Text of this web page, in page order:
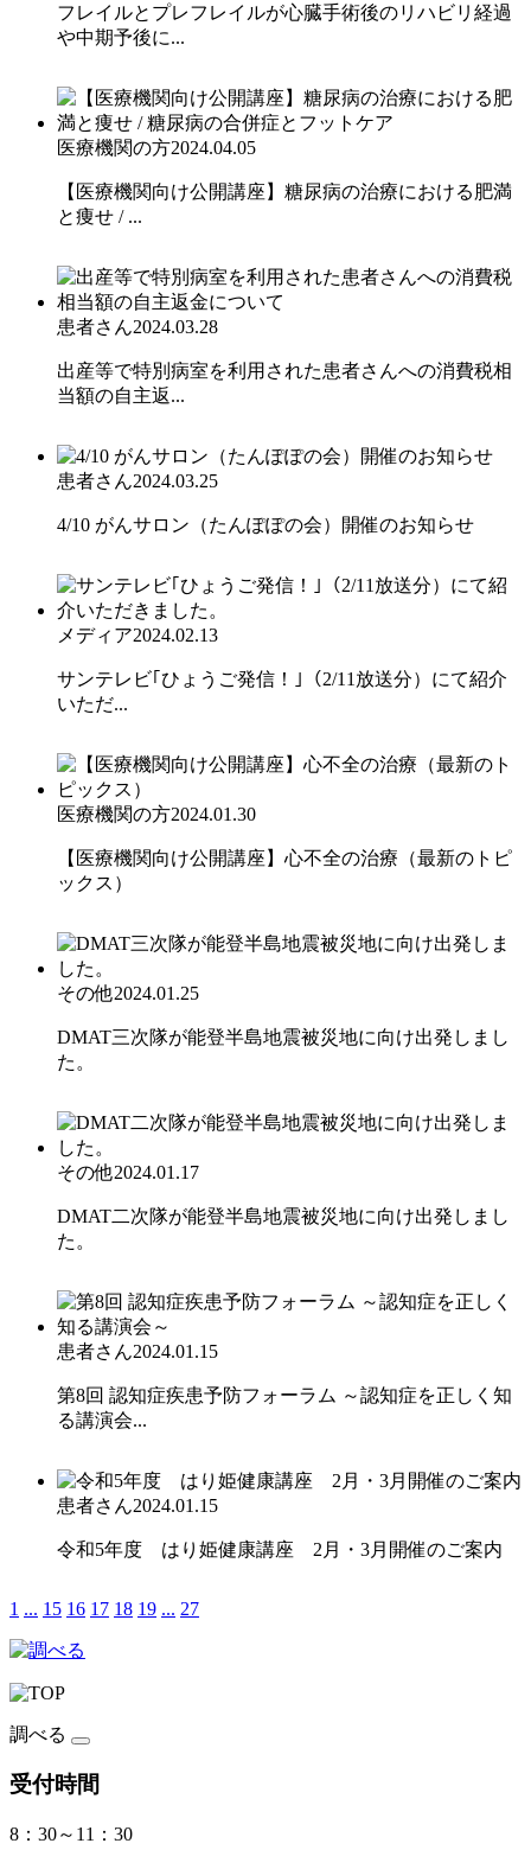
フレイルとプレフレイルが心臓手術後のリハビリ経過
や中期予後に...
医療機関の方2024.04.05
【医療機関向け公開講座】糖尿病の治療における肥満
と痩せ / ...
患者さん2024.03.28
出産等で特別病室を利用された患者さんへの消費税相
当額の自主返...
患者さん2024.03.25
4/10 がんサロン（たんぽぽの会）開催のお知らせ
メディア2024.02.13
サンテレビ｢ひょうご発信！｣（2/11放送分）にて紹介
いただ...
医療機関の方2024.01.30
【医療機関向け公開講座】心不全の治療（最新のトピ
ックス）
その他2024.01.25
DMAT三次隊が能登半島地震被災地に向け出発しまし
た。
その他2024.01.17
DMAT二次隊が能登半島地震被災地に向け出発しまし
た。
患者さん2024.01.15
第8回 認知症疾患予防フォーラム ～認知症を正しく知
る講演会...
患者さん2024.01.15
令和5年度 はり姫健康講座 2月・3月開催のご案内
1 ... 15 16 17 18 19 ... 27
調べる
受付時間
8：30～11：30